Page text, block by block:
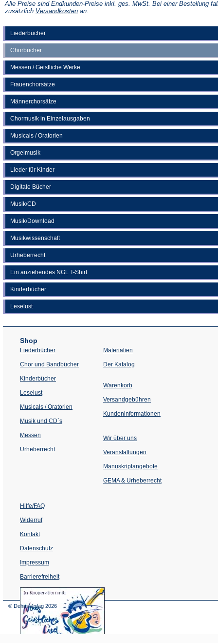
Liederbücher
Chorbücher
Messen / Geistliche Werke
Frauenchorsätze
Männerchorsätze
Chormusik in Einzelausgaben
Musicals / Oratorien
Orgelmusik
Lieder für Kinder
Digitale Bücher
Musik/CD
Musik/Download
Musikwissenschaft
Urheberrecht
Ein anziehendes NGL T-Shirt
Kinderbücher
Leselust
einem
neuen
Alle Preise sind Endkunden-Preise inkl. ges. MwSt. Bei einer Bestellung
zusätzlich Versandkosten(Öffnet
an.
Shop
Liederbücher
Chor und Bandbücher
Kinderbücher
Leselust
Musicals / Oratorien
Musik und CD´s
Messen
Urheberrecht
Materialien
Der Katalog
Warenkorb
Versandgebühren
Kundeninformationen
Wir über uns
Veranstaltungen
einem
Tab)
Manuskriptangebote
GEMA & Urheberrecht
Hilfe/FAQ
Widerruf
Kontakt
Datenschutz
Impressum
Barrierefreiheit
(Öffnet
in
© Dehm Verlag 2026